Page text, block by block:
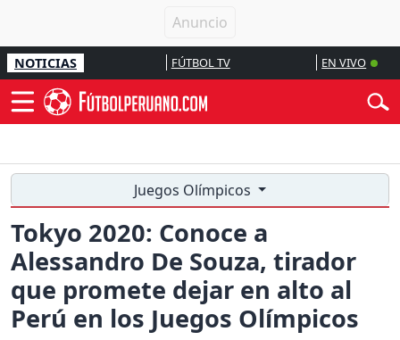
NOTICIAS FÚTBOL TV EN VIVO
Juegos Olímpicos
Tokyo 2020: Conoce a
Alessandro De Souza, tirador
que promete dejar en alto al
Perú en los Juegos Olímpicos